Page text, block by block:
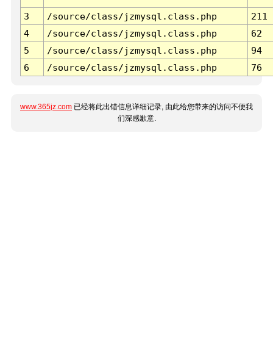
3 /source/class/jzmysql.class.php
211
4
/source/class/jzmysql.class.php
62
5
/source/class/jzmysql.class.php
94
6
/source/class/jzmysql.class.php 76
www.365jz.com 已经将此出错信息详细记录, 由此给您带来的访问不便我
们深感歉意.